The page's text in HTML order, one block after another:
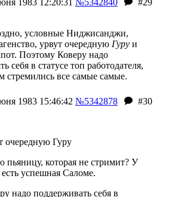
1983 12:20:31 №5342840
#29
условные Ниджисанджи,
урвут очередную Гуру и
Поэтому Коверу надо
себя в статусе топ работодателя,
стремились все самые самые.
1983 15:46:42 №5342878
#30
очередную Гуру
пьяницу, которая не стримит? У
успешная Саломе.
надо поддерживать себя в